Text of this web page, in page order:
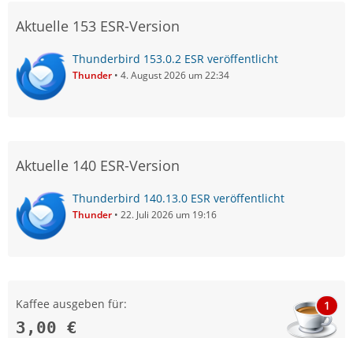
Aktuelle 153 ESR-Version
Thunderbird 153.0.2 ESR veröffentlicht
Thunder 4. August 2026 um 22:34
Aktuelle 140 ESR-Version
Thunderbird 140.13.0 ESR veröffentlicht
Thunder 22. Juli 2026 um 19:16
Kaffee ausgeben für:
3,00 €
1